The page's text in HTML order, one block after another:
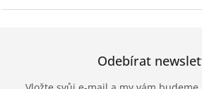
Odebírat